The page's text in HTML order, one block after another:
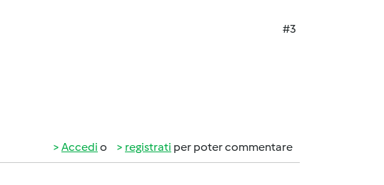
#3
Accedi o registrati per poter commentare